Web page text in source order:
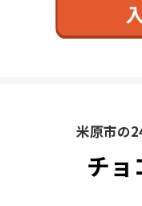
米原市の
チョ